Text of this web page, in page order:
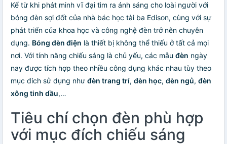
Kể từ khi phát minh vĩ đại tìm ra ánh sáng cho loài người với
bóng đèn sợi đốt của nhà bác học tài ba Edison, cùng với sự
phát triển của khoa học và công nghệ đèn trở nên chuyên
dụng. Bóng đèn điện là thiết bị không thể thiếu ở tất cả mọi
nơi. Với tính năng chiếu sáng là chủ yếu, các mẫu đèn ngày
nay được tích hợp theo nhiều công dụng khác nhau tùy theo
mục đích sử dụng như đèn trang trí, đèn học, đèn ngủ, đèn
xông tinh dầu,…
Tiêu chí chọn đèn phù hợp
với mục đích chiếu sáng